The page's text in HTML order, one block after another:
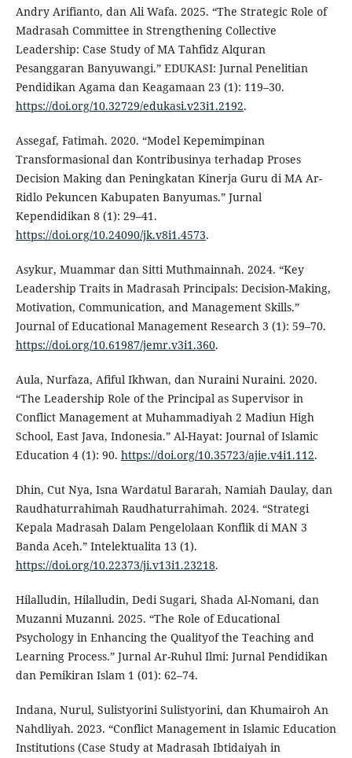
Andry Arifianto, dan Ali Wafa. 2025. “The Strategic Role of
Madrasah Committee in Strengthening Collective
Leadership: Case Study of MA Tahfidz Alquran
Pesanggaran Banyuwangi.” EDUKASI: Jurnal Penelitian
Pendidikan Agama dan Keagamaan 23 (1): 119–30.
https://doi.org/10.32729/edukasi.v23i1.2192.
Assegaf, Fatimah. 2020. “Model Kepemimpinan
Transformasional dan Kontribusinya terhadap Proses
Decision Making dan Peningkatan Kinerja Guru di MA Ar-
Ridlo Pekuncen Kabupaten Banyumas.” Jurnal
Kependidikan 8 (1): 29–41.
https://doi.org/10.24090/jk.v8i1.4573.
Asykur, Muammar dan Sitti Muthmainnah. 2024. “Key
Leadership Traits in Madrasah Principals: Decision-Making,
Motivation, Communication, and Management Skills.”
Journal of Educational Management Research 3 (1): 59–70.
https://doi.org/10.61987/jemr.v3i1.360.
Aula, Nurfaza, Afiful Ikhwan, dan Nuraini Nuraini. 2020.
“The Leadership Role of the Principal as Supervisor in
Conflict Management at Muhammadiyah 2 Madiun High
School, East Java, Indonesia.” Al-Hayat: Journal of Islamic
Education 4 (1): 90. https://doi.org/10.35723/ajie.v4i1.112.
Dhin, Cut Nya, Isna Wardatul Bararah, Namiah Daulay, dan
Raudhaturrahimah Raudhaturrahimah. 2024. “Strategi
Kepala Madrasah Dalam Pengelolaan Konflik di MAN 3
Banda Aceh.” Intelektualita 13 (1).
https://doi.org/10.22373/ji.v13i1.23218.
Hilalludin, Hilalludin, Dedi Sugari, Shada Al-Nomani, dan
Muzanni Muzanni. 2025. “The Role of Educational
Psychology in Enhancing the Qualityof the Teaching and
Learning Process.” Jurnal Ar-Ruhul Ilmi: Jurnal Pendidikan
dan Pemikiran Islam 1 (01): 62–74.
Indana, Nurul, Sulistyorini Sulistyorini, dan Khumairoh An
Nahdliyah. 2023. “Conflict Management in Islamic Education
Institutions (Case Study at Madrasah Ibtidaiyah in